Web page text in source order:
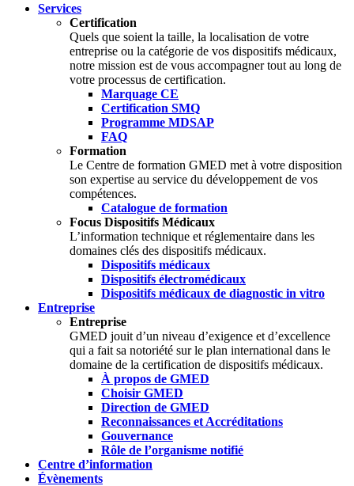
Services
Certification
Quels que soient la taille, la localisation de votre
entreprise ou la catégorie de vos dispositifs médicaux,
notre mission est de vous accompagner tout au long de
votre processus de certification.
Marquage CE
Certification SMQ
Programme MDSAP
FAQ
Formation
Le Centre de formation GMED met à votre disposition
son expertise au service du développement de vos
compétences.
Catalogue de formation
Focus Dispositifs Médicaux
L’information technique et réglementaire dans les
domaines clés des dispositifs médicaux.
Dispositifs médicaux
Dispositifs électromédicaux
Dispositifs médicaux de diagnostic in vitro
Entreprise
Entreprise
GMED jouit d’un niveau d’exigence et d’excellence
qui a fait sa notoriété sur le plan international dans le
domaine de la certification de dispositifs médicaux.
À propos de GMED
Choisir GMED
Direction de GMED
Reconnaissances et Accréditations
Gouvernance
Rôle de l’organisme notifié
Centre d’information
Évènements